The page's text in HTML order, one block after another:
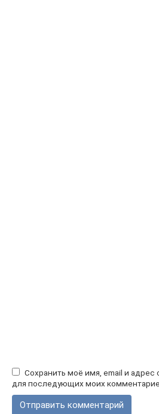
Сохранить моё имя, email и адрес
для последующих моих